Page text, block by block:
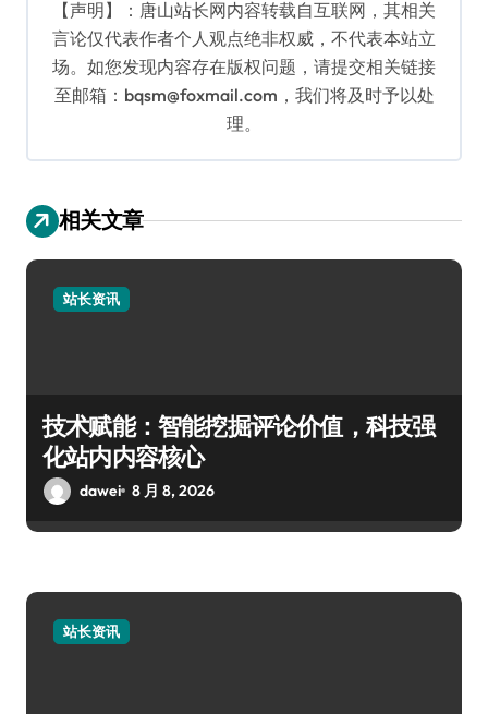
【声明】：唐山站长网内容转载自互联网，其相关
言论仅代表作者个人观点绝非权威，不代表本站立
场。如您发现内容存在版权问题，请提交相关链接
至邮箱：bqsm@foxmail.com，我们将及时予以处
理。
相关文章
站长资讯
技术赋能：智能挖掘评论价值，科技强
化站内内容核心
dawei 8 月 8, 2026
站长资讯